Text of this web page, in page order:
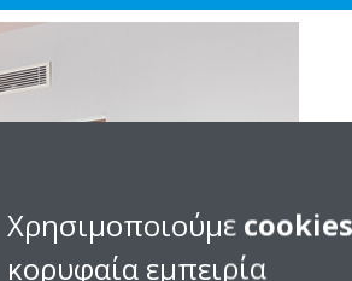
Χρησιμοποιούμε cookies
κορυφαία εμπειρία